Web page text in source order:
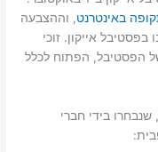
באינטרנט, וההצבעה
אייקון. זוכי
הסיום של הפסטיבל, הפתוח לכלל
בידי חברי